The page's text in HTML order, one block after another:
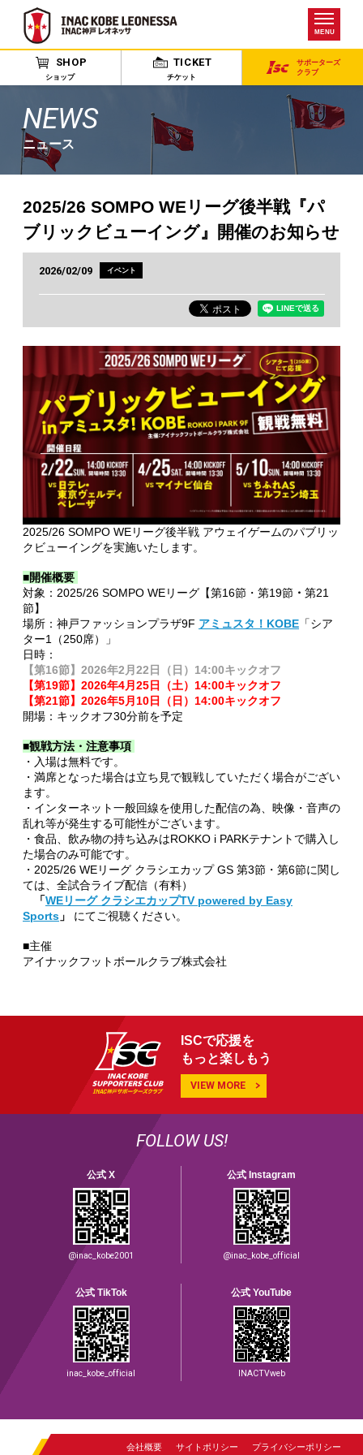
MENU
SHOP
ショップ
TICKET
チケット
サポーターズ
クラブ
NEWS
ニュース
2025/26 SOMPO WEリーグ後半戦『パ
ブリックビューイング』開催のお知らせ
2026/02/09 イベント
2025/26 SOMPO WEリーグ後半戦 アウェイゲームのパブリッ
クビューイングを実施いたします。
■開催概要
対象：2025/26 SOMPO WEリーグ【第16節・第19節 ・ 第21
節】
場所：神戸ファッションプラザ9F アミュスタ！KOBE 「シア
ター1（250席）」
日時：
【第16節】2026年2月22日（日）14:00キックオフ
【第19節】2026年4月25日（土）14:00キックオフ
【第21節】2026年5月10日（日）14:00キックオフ
開場：キックオフ30分前を予定
■観戦方法・注意事項
・入場は無料です。
・満席となった場合は立ち見で観戦していただく場合がござい
ます。
・インターネット一般回線を使用した配信の為、映像・音声の
乱れ等が発生する可能性がございます。
・食品、飲み物の持ち込みはROKKO i PARKテナントで購入し
た場合のみ可能です。
・2025/26 WEリーグ クラシエカップ GS 第3節・第6節に関し
ては、全試合ライブ配信（有料）
「WEリーグ クラシエカップTV powered by Easy
Sports 」 にてご視聴ください。
■主催
アイナックフットボールクラブ株式会社
ISCで応援を
もっと楽しもう
VIEW MORE
FOLLOW US!
公式 X
@inac_kobe2001
公式 Instagram
@inac_kobe_official
公式 TikTok
inac_kobe_official
公式 YouTube
INACTVweb
会社概要 サイトポリシー プライバシーポリシー